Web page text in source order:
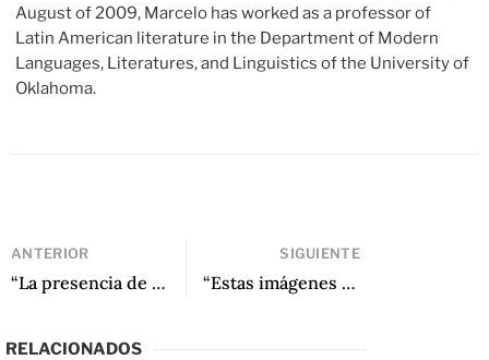
August of 2009, Marcelo has worked as a professor of
Latin American literature in the Department of Modern
Languages, Literatures, and Linguistics of the University of
Oklahoma.
ANTERIOR
“La presencia de los muertos en nuestra vida de vivos”: Una entrevista a Andrea Mejía sobre La sed se va con el río
SIGUIENTE
“Estas imágenes calman esa parte de mí que busca sin cesar”: Una conversación con Erika Morillo
RELACIONADOS